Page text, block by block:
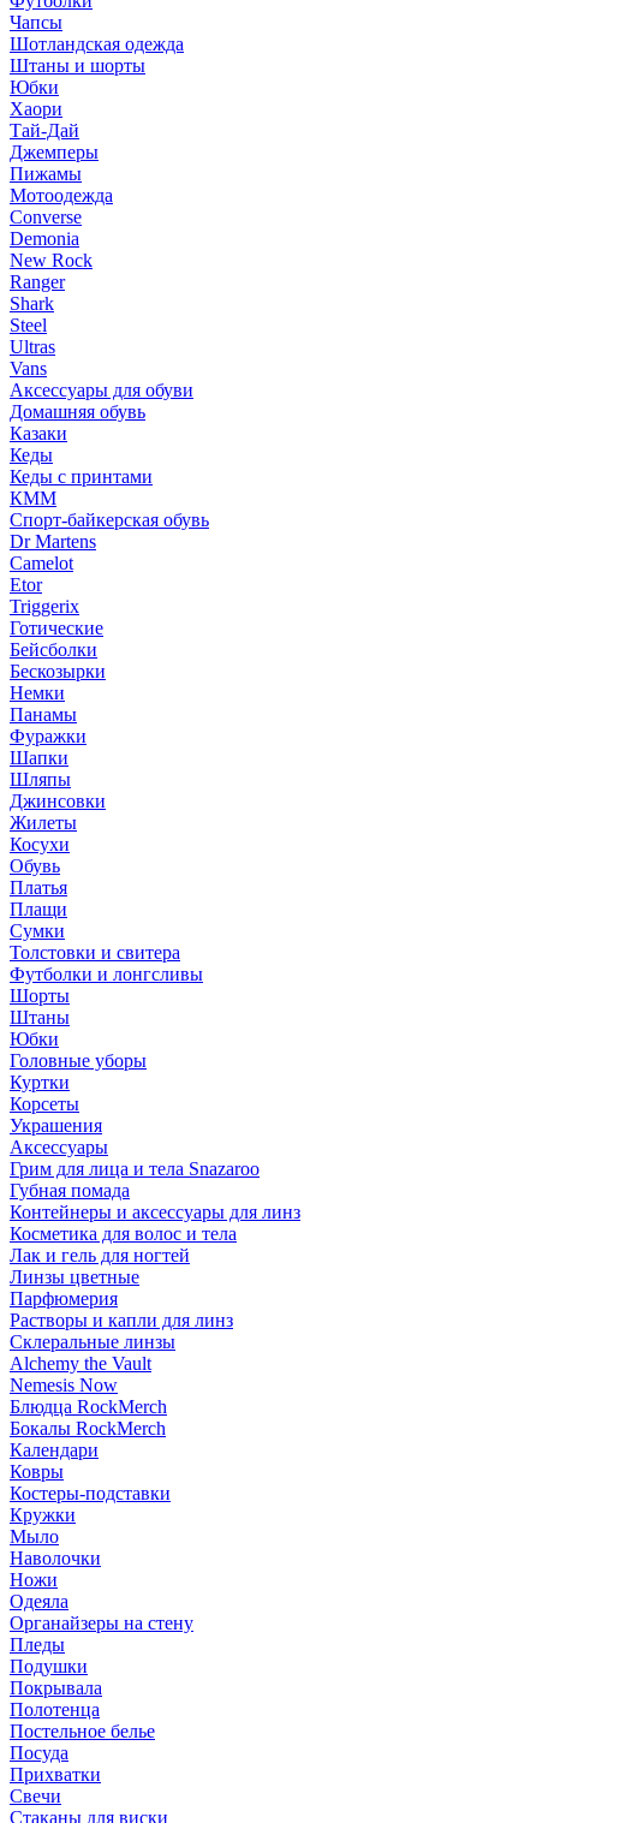
Чапсы
Шотландская одежда
Штаны и шорты
Юбки
Хаори
Тай-Дай
Джемперы
Пижамы
Мотоодежда
Converse
Demonia
New Rock
Ranger
Shark
Steel
Ultras
Vans
Аксессуары для обуви
Домашняя обувь
Казаки
Кеды
Кеды с принтами
КММ
Спорт-байкерская обувь
Dr Martens
Camelot
Etor
Triggerix
Готические
Бейсболки
Бескозырки
Немки
Панамы
Фуражки
Шапки
Шляпы
Джинсовки
Жилеты
Косухи
Обувь
Платья
Плащи
Сумки
Толстовки и свитера
Футболки и лонгсливы
Шорты
Штаны
Юбки
Головные уборы
Куртки
Корсеты
Украшения
Аксессуары
Грим для лица и тела Snazaroo
Губная помада
Контейнеры и аксессуары для линз
Косметика для волос и тела
Лак и гель для ногтей
Линзы цветные
Парфюмерия
Растворы и капли для линз
Склеральные линзы
Alchemy the Vault
Nemesis Now
Блюдца RockMerch
Бокалы RockMerch
Календари
Ковры
Костеры-подставки
Кружки
Мыло
Наволочки
Ножи
Одеяла
Органайзеры на стену
Пледы
Подушки
Покрывала
Полотенца
Постельное белье
Посуда
Прихватки
Свечи
Стаканы для виски